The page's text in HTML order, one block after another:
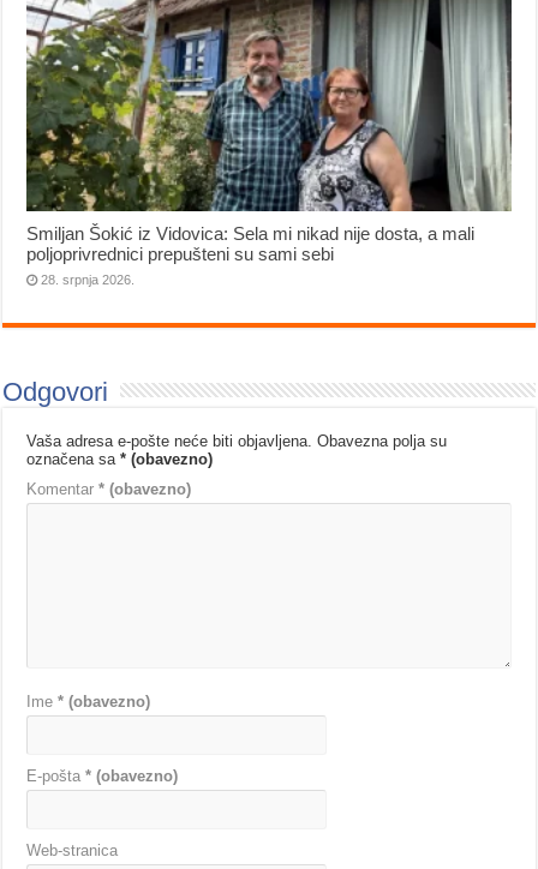
Smiljan Šokić iz Vidovica: Sela mi nikad nije dosta, a mali
poljoprivrednici prepušteni su sami sebi
28. srpnja 2026.
Odgovori
Vaša adresa e-pošte neće biti objavljena. Obavezna polja su
označena sa* (obavezno)
Komentar* (obavezno)
Ime* (obavezno)
E-pošta* (obavezno)
Web-stranica